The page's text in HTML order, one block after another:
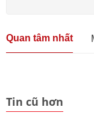
Quan tâm nhất
Tin cũ hơn